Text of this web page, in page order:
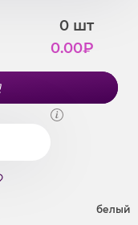
0 шт
0.00₽
белый